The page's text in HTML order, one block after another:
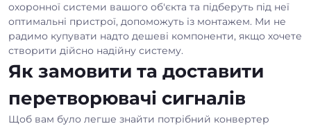
охоронної системи вашого об'єкта та підберуть під неї
оптимальні пристрої, допоможуть із монтажем. Ми не
радимо купувати надто дешеві компоненти, якщо хочете
створити дійсно надійну систему.
Як замовити та доставити
перетворювачі сигналів
Щоб вам було легше знайти потрібний конвертер